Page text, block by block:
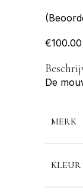
€100.00
De
MERK
KLEUR